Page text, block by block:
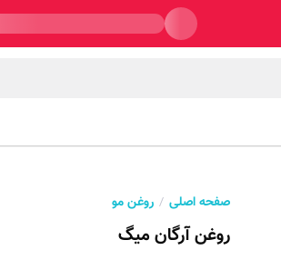
صفحه اصلی روغن مو
روغن آرگان میگ